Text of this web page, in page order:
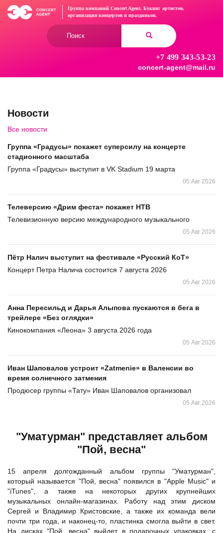
Перейти
Группа компаний Concert Agent. Букинг артистов,
организация концертов и праздников.
+7 499 343-53-23
concert-agent@mail.ru
Новости
Все новости
Группа «Градусы» покажет суперсилу на концерте
стадионного масштаба
Группа «Градусы» выступит в VK Stadium 19 марта
05 Авг 2026
Телеверсию «Дрим феста» покажет НТВ
Телевизионную версию международного музыкального
05 Авг 2026
Пётр Налич выступит на фестивале «Русский КоТ»
Концерт Петра Налича состоится 7 августа 2026
05 Авг 2026
Анна Пересильд и Дарья Алыпова пускаются в бега в
трейлере «Без оглядки»
Кинокомпания «Леона» 3 августа 2026 года
05 Авг 2026
Иван Шаповалов устроит «Zatmenie» в Валенсии во
время солнечного затмения
Продюсер группы «Тату» Иван Шаповалов организовал
05 Авг 2026
"Уматурман" представляет альбом
"Пой, весна"
15 апреля долгожданный альбом группы "Уматурман"
который называется "Пой, весна" появился в "Apple Music" и
"iTunes", а также на некоторых других крупнейших
музыкальных онлайн-магазинах. Работу над этим диском
Сергей и Владимир Кристовские, а также их команда вели
почти три года, и наконец-то, пластинка смогла выйти в свет.
На дисках "Пой, весна" выйдет в подарочных упаковках, с